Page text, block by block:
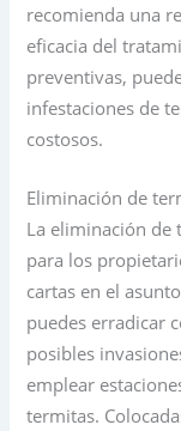
recomienda una
eficacia del
preventivas,
infestaciones de
costosos.
Eliminación de
La eliminación de
para los
cartas en el
puedes erradicar
posibles
emplear
termitas.